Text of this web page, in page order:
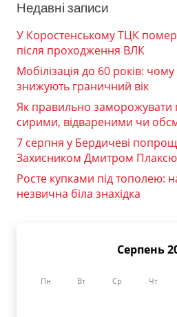
Недавні записи
У Коростенському ТЦК помер
після проходження ВЛК
Мобілізація до 60 років: чому
знижують граничний вік
Як правильно
сирими, відвареними чи
7 серпня у Бердичеві
Захисником Дмитром
Росте купками під тополею:
незвична біла знахідка
Серпень
Пн Вт Ср Чт